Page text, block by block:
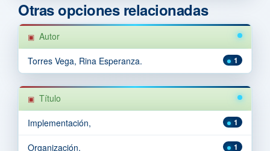
Otras opciones relacionadas
Autor
1
Torres Vega, Rina Esperanza.
Título
1
Implementación,
1
Organización,